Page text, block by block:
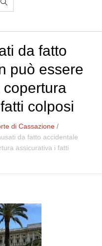
da fatto
può essere
colposi
di Cassazione /
da fatto accidentale
assicurativa i fatti